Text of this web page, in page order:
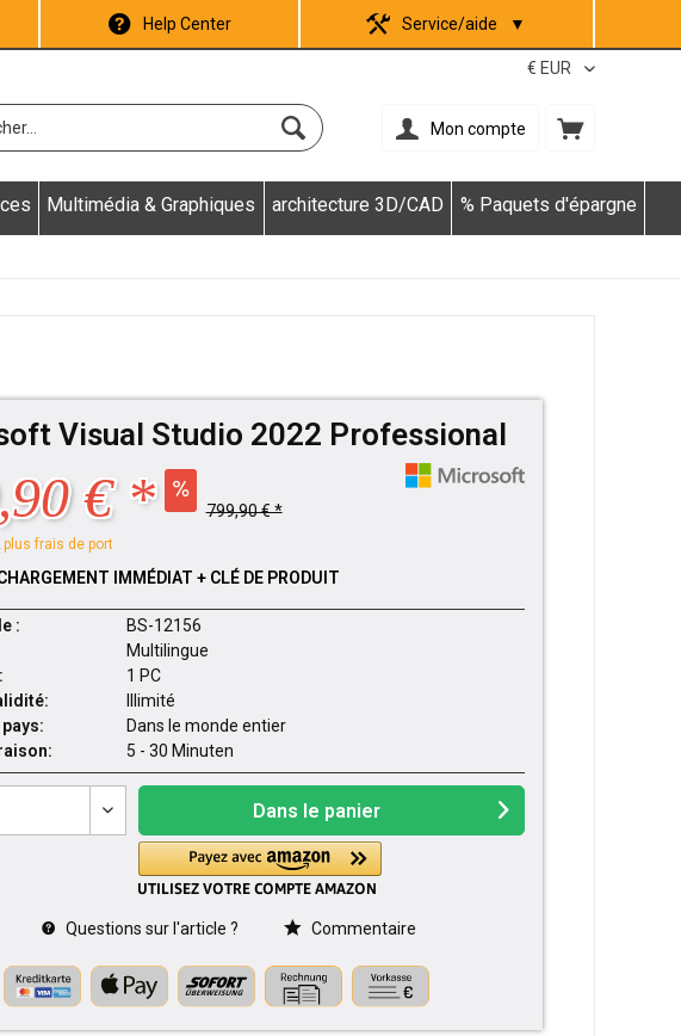
Help Center Service/aide ▼
Mon compte
Multimédia & Graphiques architecture 3D/CAD % Paquets d'épargne
Visual Studio 2022 Professional
€ * 799,90 € *
plus frais de port
IMMÉDIAT + CLÉ DE PRODUIT
:
BS-12156
Multilingue
1 PC
Illimité
Dans le monde entier
5 - 30 Minuten
Dans le panier
Questions sur l'article ? Commentaire